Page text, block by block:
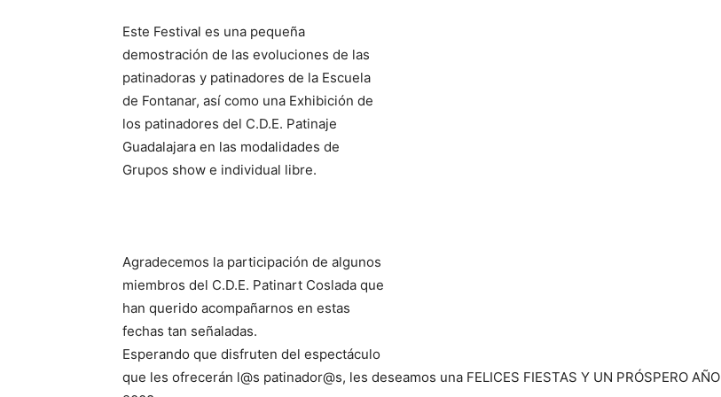
Este Festival es una pequeña
demostración de las evoluciones de las
patinadoras y patinadores de la Escuela
de Fontanar, así como una Exhibición de
los patinadores del C.D.E. Patinaje
Guadalajara en las modalidades de
Grupos show e individual libre.
Agradecemos la participación de algunos
miembros del C.D.E. Patinart Coslada que
han querido acompañarnos en estas
fechas tan señaladas.
Esperando que disfruten del espectáculo
que les ofrecerán l@s patinador@s, les deseamos una FELICES FIESTAS Y UN PRÓSPERO AÑO